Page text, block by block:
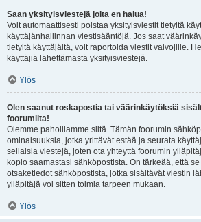
Saan yksityisviestejä joita en halua!
Voit automaattisesti poistaa yksityisviestit tietyltä
käyttäjänhallinnan viestisääntöjä. Jos saat
tietyltä käyttäjältä, voit raportoida viestit valvojille.
käyttäjiä lähettämästä yksityisviestejä.
Ylös
Olen saanut roskapostia tai väärinkäytöksiä
foorumilta!
Olemme pahoillamme siitä. Tämän foorumin
ominaisuuksia, jotka yrittävät estää ja seurata
sellaisia viestejä, joten ota yhteyttä foorumin
kopio saamastasi sähköpostista. On tärkeää, että
otsaketiedot sähköpostista, jotka sisältävät viestin
ylläpitäjä voi sitten toimia tarpeen mukaan.
Ylös